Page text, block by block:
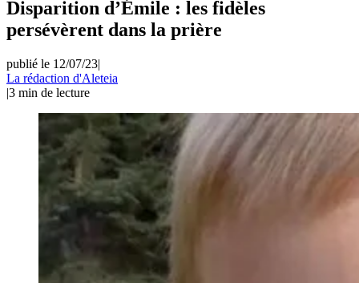
Disparition d’Émile : les fidèles
persévèrent dans la prière
publié le 12/07/23|
La rédaction d'Aleteia
|3 min de lecture